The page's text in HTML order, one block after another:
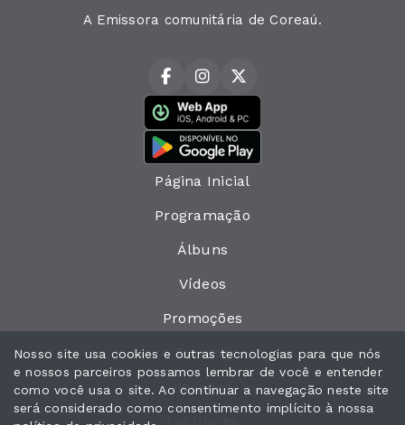
A Emissora comunitária de Coreaú.
Página Inicial
Programação
Álbuns
Vídeos
Promoções
Eventos
Recados
Nosso site usa cookies e outras tecnologias para que nós
e nossos parceiros possamos lembrar de você e entender
como você usa o site. Ao continuar a navegação neste site
será considerado como consentimento implícito à nossa